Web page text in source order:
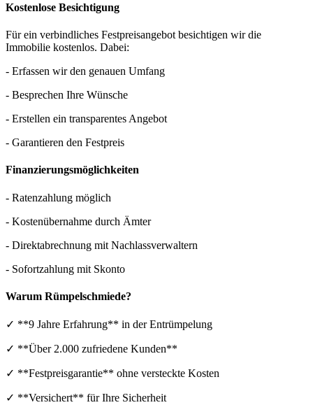
Kostenlose Besichtigung
Für ein verbindliches Festpreisangebot besichtigen wir die
Immobilie kostenlos. Dabei:
- Erfassen wir den genauen Umfang
- Besprechen Ihre Wünsche
- Erstellen ein transparentes Angebot
- Garantieren den Festpreis
Finanzierungsmöglichkeiten
- Ratenzahlung möglich
- Kostenübernahme durch Ämter
- Direktabrechnung mit Nachlassverwaltern
- Sofortzahlung mit Skonto
Warum Rümpelschmiede?
✓ **9 Jahre Erfahrung** in der Entrümpelung
✓ **Über 2.000 zufriedene Kunden**
✓ **Festpreisgarantie** ohne versteckte Kosten
✓ **Versichert** für Ihre Sicherheit